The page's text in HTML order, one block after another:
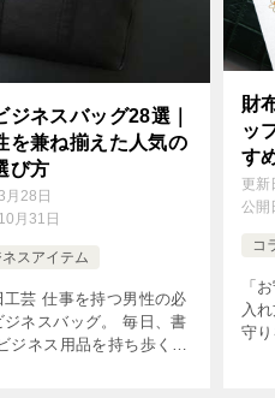
ジネスバッグ28選｜
を兼ね揃えた人気の
び方
月28日
月31日
ネスアイテム
芸 仕事を持つ男性の必
ネスバッグ。 毎日、書
ジネス用品を持ち歩く大
財
ッ
す
介
更新
公開
コ
「
入
守